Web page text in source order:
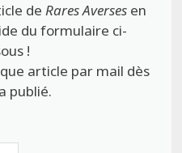
de Rares Aversesen
du formulaire ci-
!
article par mail dès
publié.